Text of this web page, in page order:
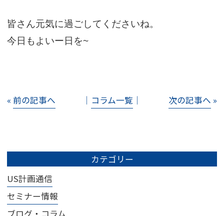
皆さん元気に過ごしてくださいね。
今日もよいー日を~
« 前の記事へ │ コラム一覧 │ 次の記事へ »
カテゴリー
US計画通信
セミナー情報
ブログ・コラム